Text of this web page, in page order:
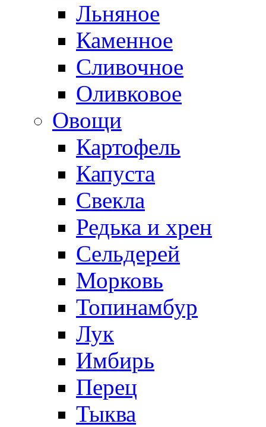
Льняное
Каменное
Сливочное
Оливковое
Овощи
Картофель
Капуста
Свекла
Редька и хрен
Сельдерей
Морковь
Топинамбур
Лук
Имбирь
Перец
Тыква